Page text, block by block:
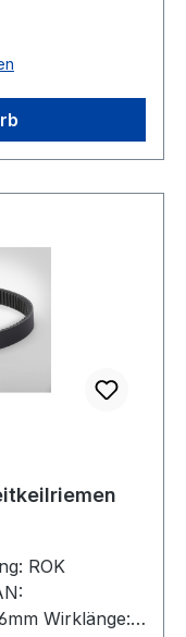
1604 Breite:
ROK
Wirklänge: